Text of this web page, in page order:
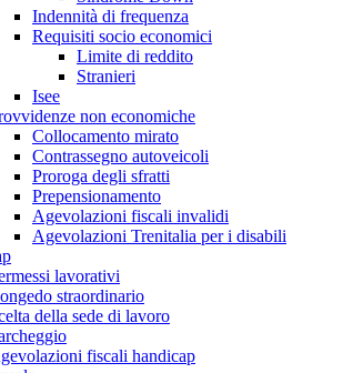
Indennità di frequenza
Requisiti socio economici
Limite di reddito
Stranieri
Isee
non economiche
Collocamento mirato
Contrassegno autoveicoli
Proroga degli sfratti
Prepensionamento
Agevolazioni fiscali invalidi
Agevolazioni Trenitalia per i disabili
lavorativi
straordinario
della sede di lavoro
fiscali handicap